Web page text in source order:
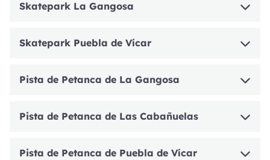
Skatepark La Gangosa
Skatepark Puebla de Vícar
Pista de Petanca de La Gangosa
Pista de Petanca de Las Cabañuelas
Pista de Petanca de Puebla de Vícar